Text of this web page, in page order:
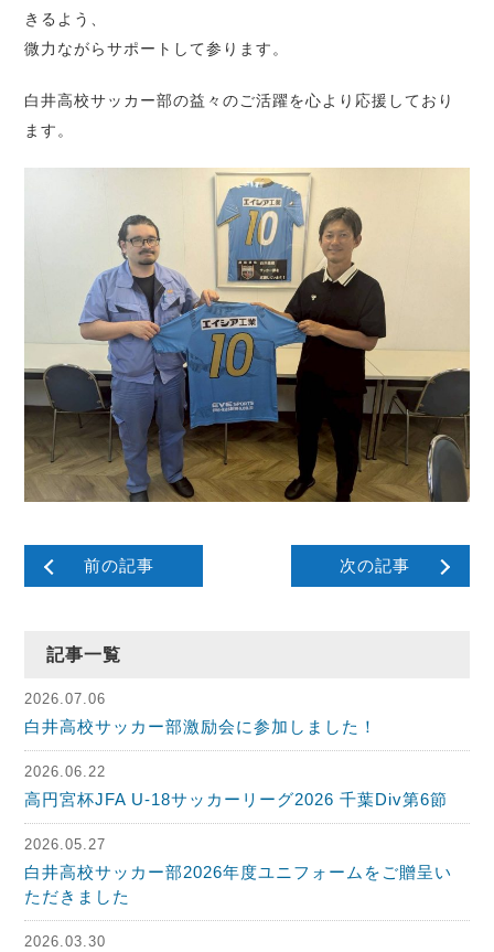
きるよう、
微力ながらサポートして参ります。
白井高校サッカー部の益々のご活躍を心より応援しており
ます。
前の記事 次の記事
記事一覧
2026.07.06
白井高校サッカー部激励会に参加しました！
2026.06.22
高円宮杯JFA U-18サッカーリーグ2026 千葉Div第6節
2026.05.27
白井高校サッカー部2026年度ユニフォームをご贈呈い
ただきました
2026.03.30